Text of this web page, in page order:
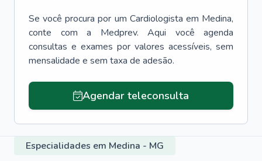
Se você procura por um Cardiologista em Medina,
conte com a Medprev. Aqui você agenda
consultas e exames por valores acessíveis, sem
mensalidade e sem taxa de adesão.
Agendar teleconsulta
Especialidades em Medina - MG